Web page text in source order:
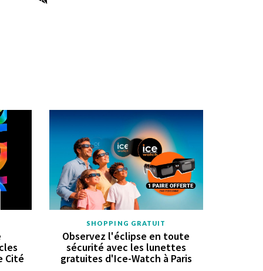
Cité
SHOPPING GRATUIT
Observez l'éclipse en toute
sécurité avec les lunettes
gratuites d'Ice-Watch à Paris